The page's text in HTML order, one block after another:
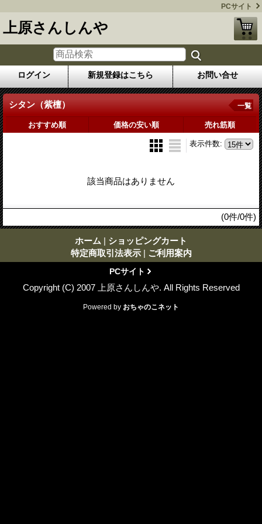
PCサイト
上原さんしんや
ログイン 新規登録はこちら お問い合せ
シタン（紫檀） 一覧
おすすめ順 価格の安い順 売れ筋順
表示件数:
該当商品はありません
(0件/0件)
ホーム | ショッピングカート
特定商取引法表示 | ご利用案内
PCサイト
Copyright (C) 2007 上原さんしんや. All Rights Reserved
Powered by おちゃのこネット